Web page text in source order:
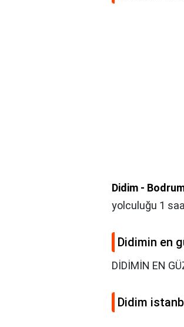
Didim -
yolculuğu 1
Didimin en
DİDİMİN EN
Didim